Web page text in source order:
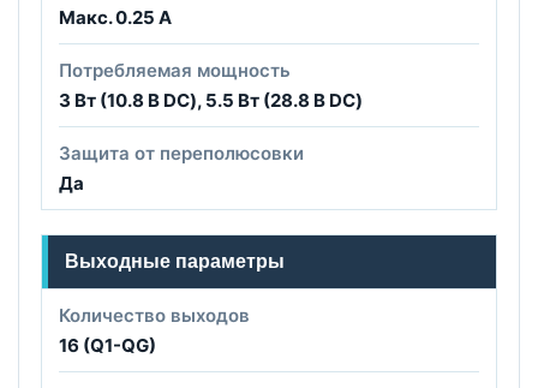
Макс. 0.25 А
Потребляемая мощность
3 Вт (10.8 В DC), 5.5 Вт (28.8 В DC)
Защита от переполюсовки
Да
Выходные параметры
Количество выходов
16 (Q1-QG)